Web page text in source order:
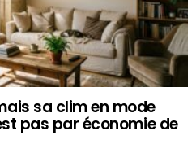
sa clim en mode
pas par économie de